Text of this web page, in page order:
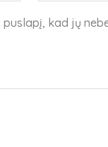
kad jų